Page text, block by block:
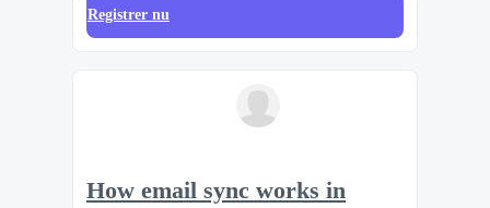
Registrer nu
How email sync works in